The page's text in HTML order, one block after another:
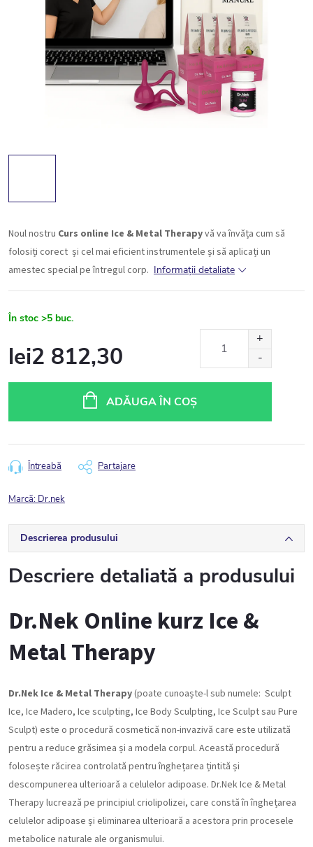
Noul nostru Curs online Ice & Metal Therapyvă va învăța cum să
folosiți corect și cel mai eficient instrumentele și să aplicați un
amestec special pe întregul corp. Informaţii detaliate
În stoc >5 buc.
lei2 812,30
ADĂUGA ÎN COŞ
Întreabă Partajare
Marcă: Dr.nek
Descrierea produsului
Descriere detaliată a produsului
Dr.Nek Online kurz Ice &
Metal Therapy
Dr.Nek Ice & Metal Therapy(poate cunoaște-l sub numele: Sculpt
Ice, Ice Madero, Ice sculpting, Ice Body Sculpting, Ice Sculpt sau Pure
Sculpt) este o procedură cosmetică non-invazivă care este utilizată
pentru a reduce grăsimea și a modela corpul. Această procedură
folosește răcirea controlată pentru înghețarea țintită și
descompunerea ulterioară a celulelor adipoase. Dr.Nek Ice & Metal
Therapy lucrează pe principiul criolipolizei, care constă în înghețarea
celulelor adipoase și eliminarea ulterioară a acestora prin procesele
metabolice naturale ale organismului.